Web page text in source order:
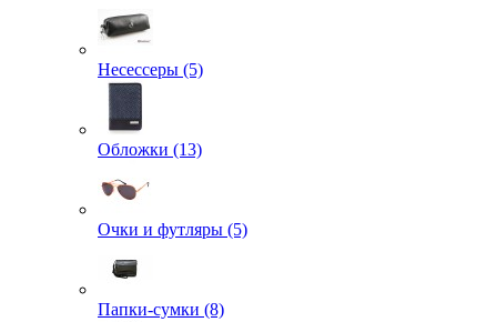
Несессеры (5)
Обложки (13)
Очки и футляры (5)
Папки-сумки (8)